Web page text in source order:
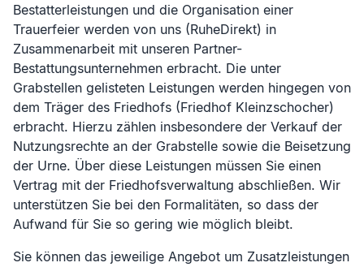
Bestatterleistungen und die Organisation einer
Trauerfeier werden von uns (RuheDirekt) in
Zusammenarbeit mit unseren Partner-
Bestattungsunternehmen erbracht. Die unter
Grabstellen gelisteten Leistungen werden hingegen von
dem Träger des Friedhofs (Friedhof Kleinzschocher)
erbracht. Hierzu zählen insbesondere der Verkauf der
Nutzungsrechte an der Grabstelle sowie die Beisetzung
der Urne. Über diese Leistungen müssen Sie einen
Vertrag mit der Friedhofsverwaltung abschließen. Wir
unterstützen Sie bei den Formalitäten, so dass der
Aufwand für Sie so gering wie möglich bleibt.
Sie können das jeweilige Angebot um Zusatzleistungen